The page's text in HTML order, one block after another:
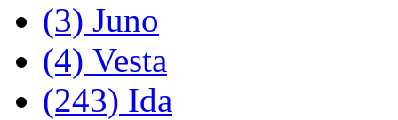
(3) Juno
(4) Vesta
(243) Ida